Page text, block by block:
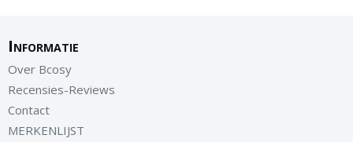
Informatie
Over Bcosy
Recensies-Reviews
Contact
MERKENLIJST